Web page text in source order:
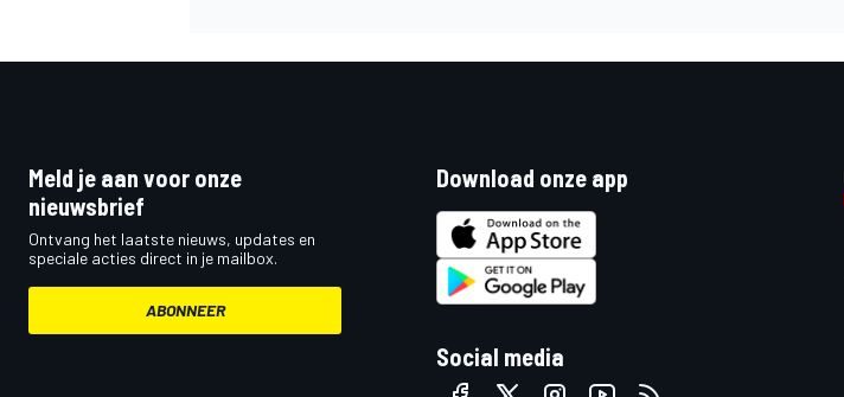
Meld je aan voor onze
nieuwsbrief
Ontvang het laatste nieuws, updates en
speciale acties direct in je mailbox.
ABONNEER
Download onze app
Social media